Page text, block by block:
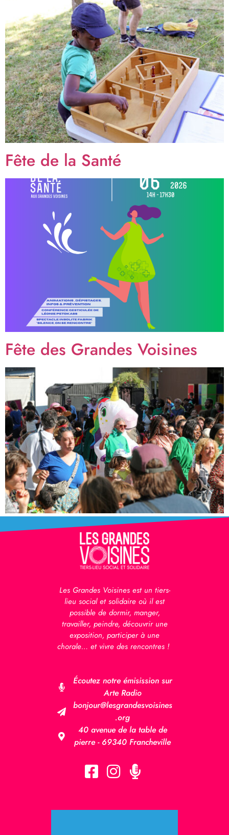
Fête de la Santé
Fête des Grandes Voisines
Les Grandes Voisines est un tiers-
lieu social et solidaire où il est
possible de dormir, manger,
travailler, peindre, découvrir une
exposition, participer à une
chorale… et vivre des rencontres !
Écoutez notre émisission sur
Arte Radio
bonjour@lesgrandesvoisines
.org
40 avenue de la table de
pierre - 69340 Francheville